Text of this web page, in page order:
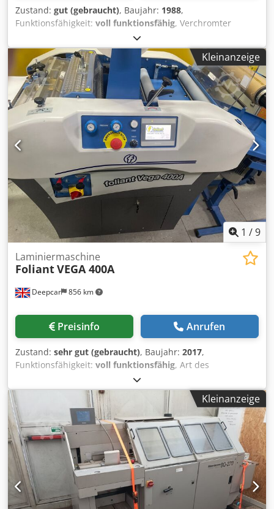
Zustand: gut (gebraucht), Baujahr: 1988,
Funktionsfähigkeit: voll funktionsfähig, Verchromter
Lufttisch Crjdpfx Afezcd D Ds Asf Lufttisch Polar RR 4
Rüttler
Kleinanzeige
1 /9
Deepcar 856 km
Laminiermaschine
FoliantVEGA 400A
Preisinfo Anrufen
Zustand: sehr gut (gebraucht), Baujahr: 2017,
Funktionsfähigkeit: voll funktionsfähig, Art des
Wechselstrom (AC)
Kompressor, Foliant VEGA 400a vollautomatische
Laminiermaschine Codjyxyzrepfx Af Aerf
Kleinanzeige